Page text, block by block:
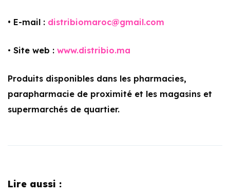
• E-mail : distribiomaroc@gmail.com
• Site web : www.distribio.ma
Produits disponibles dans les pharmacies,
parapharmacie de proximité et les magasins et
supermarchés de quartier.
Lire aussi :